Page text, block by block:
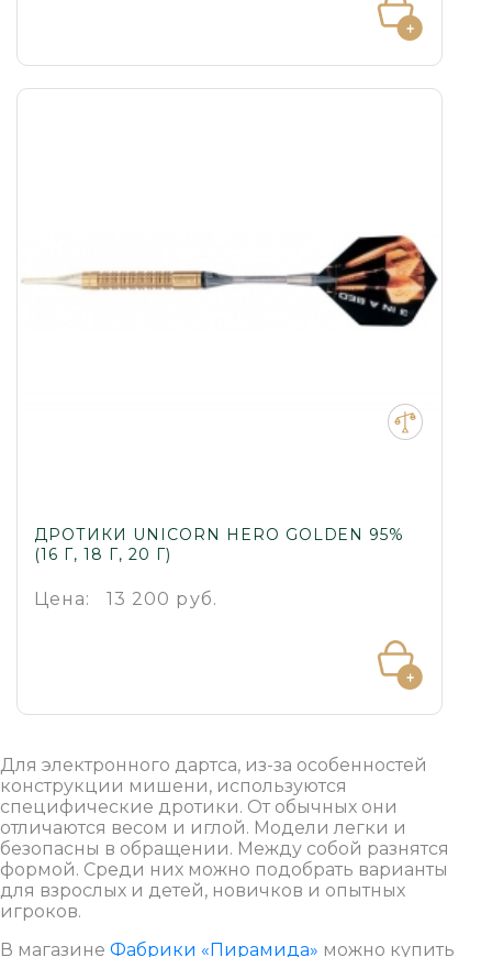
ДРОТИКИ UNICORN HERO GOLDEN 95%
(16 Г, 18 Г, 20 Г)
Цена: 13 200 руб.
Для электронного дартса, из-за особенностей
конструкции мишени, используются
специфические дротики. От обычных они
отличаются весом и иглой. Модели легки и
безопасны в обращении. Между собой разнятся
формой. Среди них можно подобрать варианты
для взрослых и детей, новичков и опытных
игроков.
В магазине Фабрики «Пирамида» можно купить